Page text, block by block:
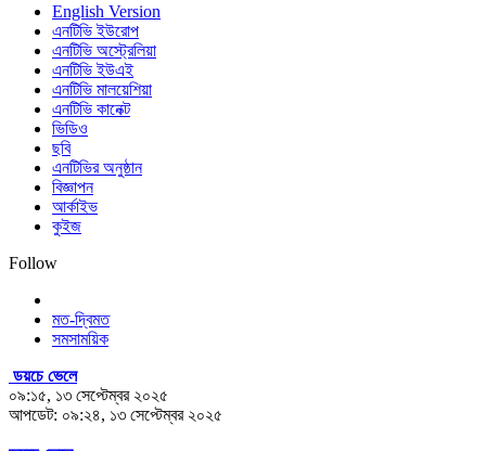
English Version
এনটিভি ইউরোপ
এনটিভি অস্ট্রেলিয়া
এনটিভি ইউএই
এনটিভি মালয়েশিয়া
এনটিভি কানেক্ট
ভিডিও
ছবি
এনটিভির অনুষ্ঠান
বিজ্ঞাপন
আর্কাইভ
কুইজ
Follow
মত-দ্বিমত
সমসাময়িক
ডয়চে ভেলে
০৯:১৫, ১৩ সেপ্টেম্বর ২০২৫
আপডেট: ০৯:২৪, ১৩ সেপ্টেম্বর ২০২৫